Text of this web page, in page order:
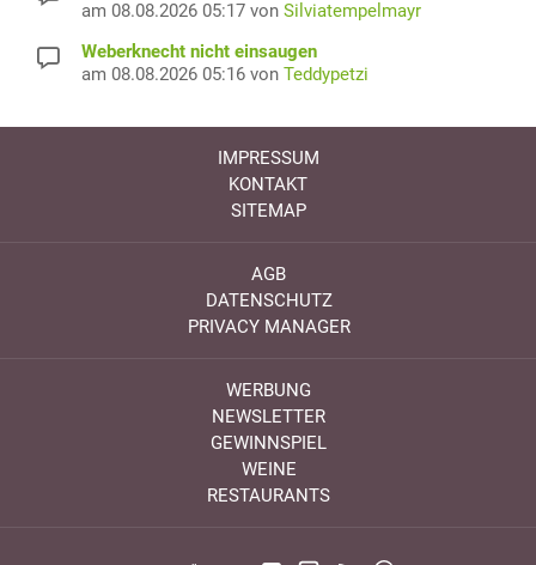
am 08.08.2026 05:17 von Silviatempelmayr
Weberknecht nicht einsaugen
am 08.08.2026 05:16 von Teddypetzi
IMPRESSUM
KONTAKT
SITEMAP
AGB
DATENSCHUTZ
PRIVACY MANAGER
WERBUNG
NEWSLETTER
GEWINNSPIEL
WEINE
RESTAURANTS